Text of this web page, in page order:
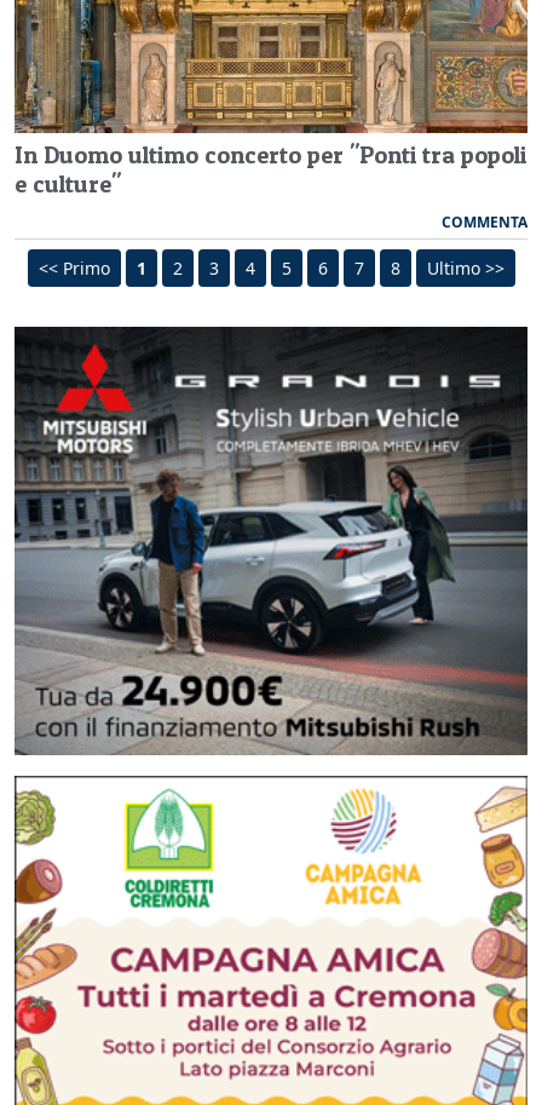
In Duomo ultimo concerto per "Ponti tra popoli
e culture"
COMMENTA
<< Primo 1 2 3 4 5 6 7 8 Ultimo >>